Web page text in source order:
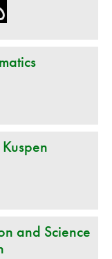
and Science